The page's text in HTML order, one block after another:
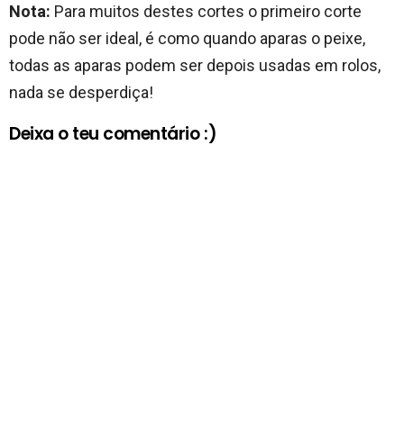
Nota: Para muitos destes cortes o primeiro corte
pode não ser ideal, é como quando aparas o peixe,
todas as aparas podem ser depois usadas em rolos,
nada se desperdiça!
Deixa o teu comentário :)